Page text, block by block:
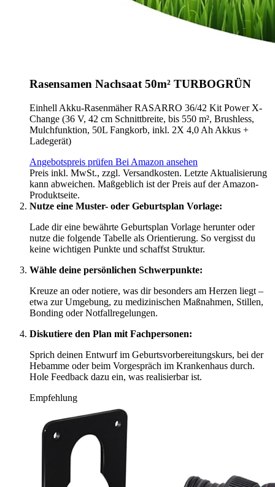
Rasensamen Nachsaat 50m² TURBOGRÜN
Einhell Akku-Rasenmäher RASARRO 36/42 Kit Power X-
Change (36 V, 42 cm Schnittbreite, bis 550 m², Brushless,
Mulchfunktion, 50L Fangkorb, inkl. 2X 4,0 Ah Akkus +
Ladegerät)
Angebotspreis prüfen Bei Amazon ansehen
Preis inkl. MwSt., zzgl. Versandkosten. Letzte Aktualisierung
kann abweichen. Maßgeblich ist der Preis auf der Amazon-
Produktseite.
Nutze eine Muster- oder Geburtsplan Vorlage:
Lade dir eine bewährte Geburtsplan Vorlage herunter oder
nutze die folgende Tabelle als Orientierung. So vergisst du
keine wichtigen Punkte und schaffst Struktur.
Wähle deine persönlichen Schwerpunkte:
Kreuze an oder notiere, was dir besonders am Herzen liegt –
etwa zur Umgebung, zu medizinischen Maßnahmen, Stillen,
Bonding oder Notfallregelungen.
Diskutiere den Plan mit Fachpersonen:
Sprich deinen Entwurf im Geburtsvorbereitungskurs, bei der
Hebamme oder beim Vorgespräch im Krankenhaus durch.
Hole Feedback dazu ein, was realisierbar ist.
Empfehlung